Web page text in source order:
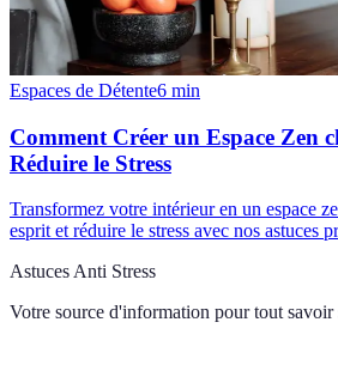
Espaces de Détente6 min
Comment Créer un Espace Zen
Réduire le Stress
Transformez votre intérieur en un espace
esprit et réduire le stress avec nos astuces
Astuces Anti Stress
Votre source d'information pour tout savoir